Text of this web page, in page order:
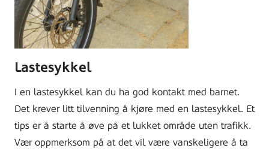
Lastesykkel
I en lastesykkel kan du ha god kontakt med barnet.
Det krever litt tilvenning å kjøre med en lastesykkel. Et
tips er å starte å øve på et lukket område uten trafikk.
Vær oppmerksom på at det vil være vanskeligere å ta